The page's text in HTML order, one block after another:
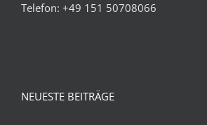
Telefon: +49 151 50708066
NEUESTE BEITRÄGE